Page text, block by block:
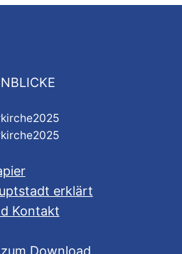
erklärt
Kontakt
Download